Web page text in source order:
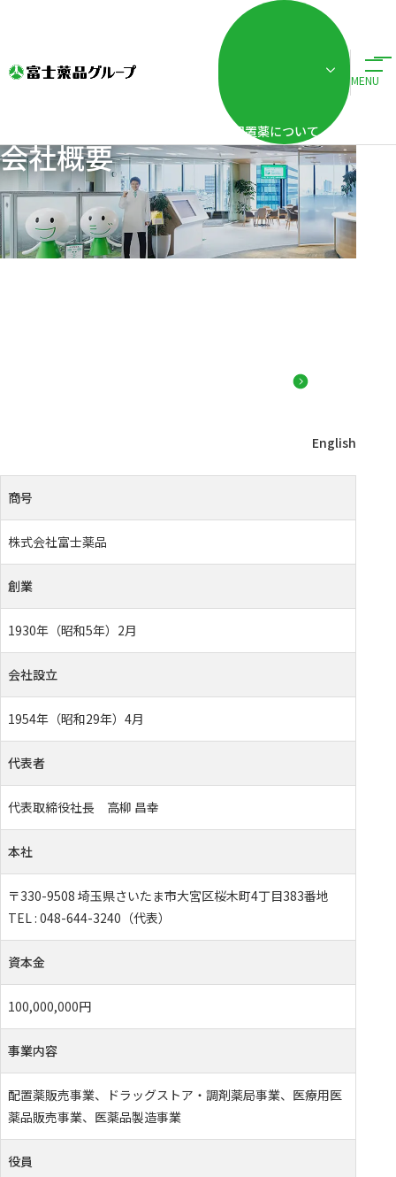
配置薬について
MENU
ホーム 企業情報 会社概要
会社概要
English
商号
株式会社富士薬品
創業
1930年（昭和5年）2月
会社設立
1954年（昭和29年）4月
代表者
代表取締役社長 高柳 昌幸
本社
〒330-9508 埼玉県さいたま市大宮区桜木町4丁目383番地
TEL : 048-644-3240（代表）
資本金
100,000,000円
事業内容
配置薬販売事業、ドラッグストア・調剤薬局事業、医療用医
薬品販売事業、医薬品製造事業
役員